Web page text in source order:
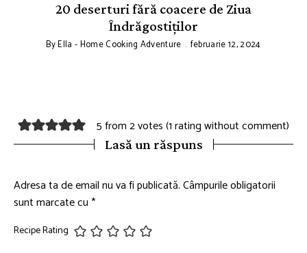
20 deserturi fără coacere de Ziua
Îndrăgostiților
ByElla - Home Cooking Adventure februarie 12, 2024
5 from 2 votes (1 rating without comment)
Lasă un răspuns
Adresa ta de email nu va fi publicată.Câmpurile obligatorii
sunt marcate cu*
Recipe Rating